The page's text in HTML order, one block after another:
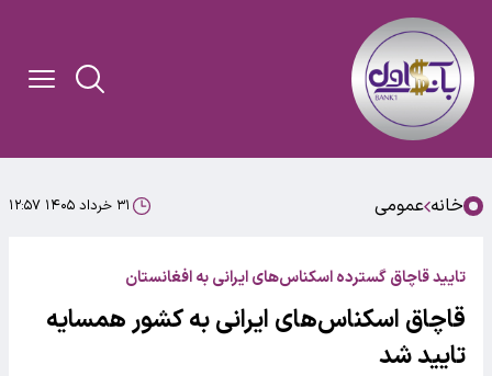
خانه عمومی ۳۱ خرداد ۱۴۰۵ ۱۲:۵۷
تایید قاچاق گسترده اسکناس‌های ایرانی به افغانستان
قاچاق اسکناس‌های ایرانی به کشور همسایه
تایید شد